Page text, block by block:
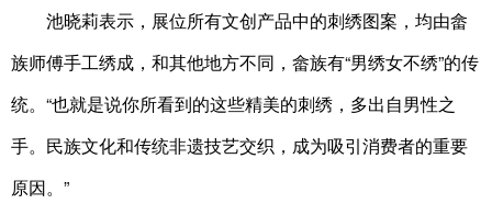
池晓莉表示，展位所有文创产品中的刺绣图案，均由畲
族师傅手工绣成，和其他地方不同，畲族有“男绣女不绣”的传
统。“也就是说你所看到的这些精美的刺绣，多出自男性之
手。民族文化和传统非遗技艺交织，成为吸引消费者的重要
原因。”